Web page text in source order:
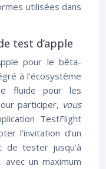
utilisées dans
test d’apple
pour le bêta-
à l’écosystème
fluide pour les
participer, vous
TestFlight
l’invitation d’un
de tester jusqu’à
avec un maximum